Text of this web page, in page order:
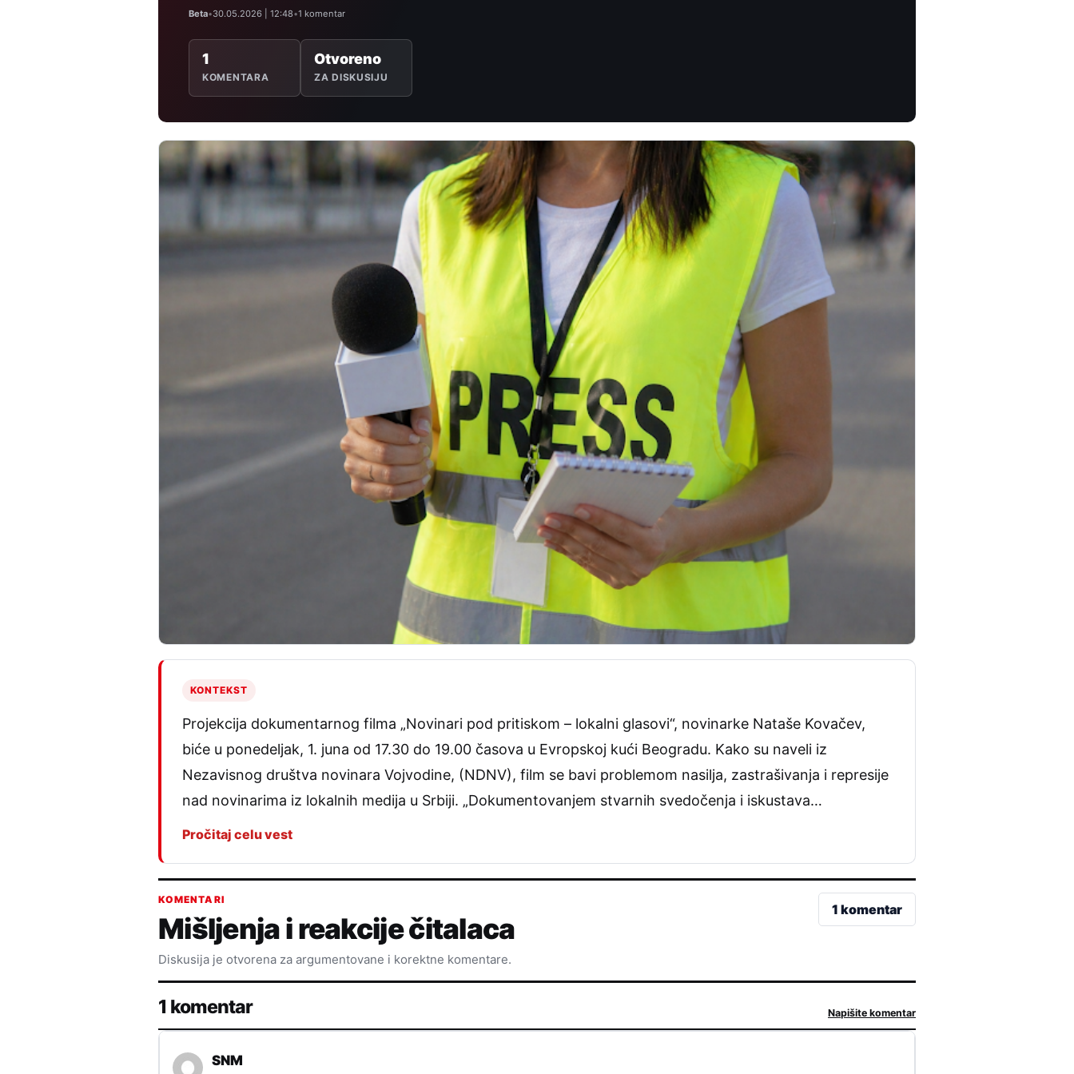
Beta•30.05.2026 | 12:48•1 komentar
1
KOMENTARA
Otvoreno
ZA DISKUSIJU
KONTEKST
Projekcija dokumentarnog filma „Novinari pod pritiskom – lokalni glasovi“, novinarke Nataše Kovačev,
biće u ponedeljak, 1. juna od 17.30 do 19.00 časova u Evropskoj kući Beogradu. Kako su naveli iz
Nezavisnog društva novinara Vojvodine, (NDNV), film se bavi problemom nasilja, zastrašivanja i represije
nad novinarima iz lokalnih medija u Srbiji. „Dokumentovanjem stvarnih svedočenja i iskustava…
Pročitaj celu vest
KOMENTARI
Mišljenja i reakcije čitalaca
Diskusija je otvorena za argumentovane i korektne komentare.
1 komentar
1 komentar Napišite komentar
SNM